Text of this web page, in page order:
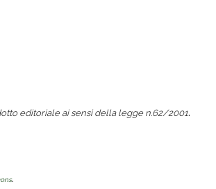
editoriale ai sensi della legge n.62/2001.
.